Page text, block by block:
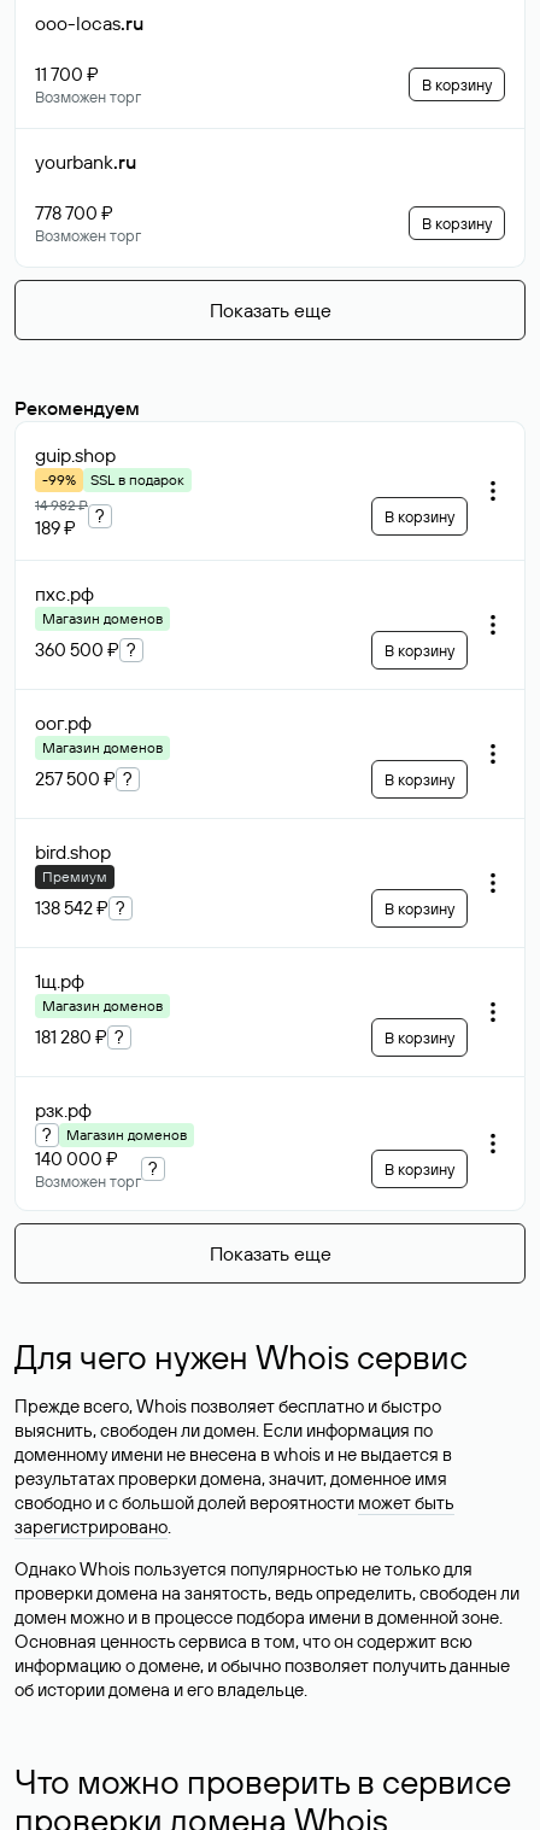
ooo-locas.ru
11 700 ₽
Возможен торг
В корзину
yourbank.ru
778 700 ₽
Возможен торг
В корзину
Показать еще
Рекомендуем
guip.shop
-99%
SSL в подарок
14 982 ₽
189 ₽
? В корзину
пхс.рф
Магазин доменов
360 500 ₽ ? В корзину
оог.рф
Магазин доменов
257 500 ₽ ? В корзину
bird.shop
Премиум
138 542 ₽ ? В корзину
1щ.рф
Магазин доменов
181 280 ₽ ? В корзину
рзк.рф
? Магазин доменов
140 000 ₽
Возможен торг
? В корзину
Показать еще
Для чего нужен Whois сервис
Прежде всего, Whois позволяет бесплатно и быстро
выяснить, свободен ли домен. Если информация по
доменному имени не внесена в whois и не выдается в
результатах проверки домена, значит, доменное имя
свободно и с большой долей вероятности может быть
зарегистрировано.
Однако Whois пользуется популярностью не только для
проверки домена на занятость, ведь определить, свободен ли
домен можно и в процессе подбора имени в доменной зоне.
Основная ценность сервиса в том, что он содержит всю
информацию о домене, и обычно позволяет получить данные
об истории домена и его владельце.
Что можно проверить в сервисе
проверки домена Whois